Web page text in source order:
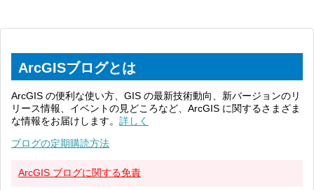
ArcGISブログとは
ArcGIS の便利な使い方、GIS の最新技術動向、新バージョンのリ
リース情報、イベントの見どころなど、ArcGIS に関するさまざま
な情報をお届けします。 詳しく
ブログの定期購読方法
ArcGIS ブログに関する免責